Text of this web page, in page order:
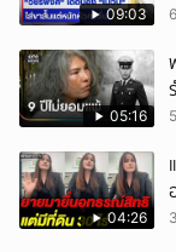
09:03
05:16
04:26